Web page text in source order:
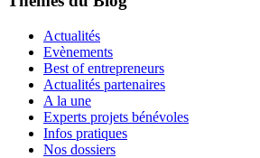
Actualités
Evènements
Best of entrepreneurs
Actualités partenaires
A la une
Experts projets bénévoles
Infos pratiques
Nos dossiers